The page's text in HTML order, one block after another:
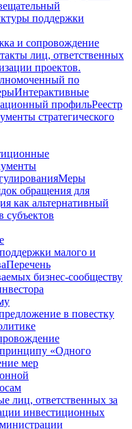
поддержки
и сопровождение
лиц, ответственных
проектов.
по
Интерактивные
профильРеестр
стратегического
Меры
обращения для
как альтернативный
субъектов
малого и
Перечень
бизнес-сообществу
в повестку
«Одного
мер
лиц, ответственных за
инвестиционных